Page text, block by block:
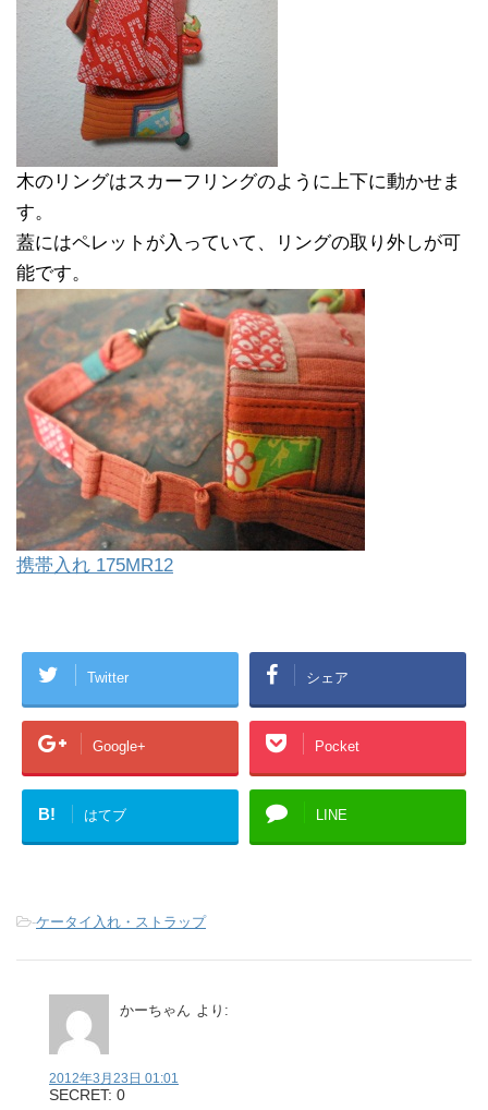
木のリングはスカーフリングのように上下に動かせま
す。
蓋にはペレットが入っていて、リングの取り外しが可
能です。
携帯入れ 175MR12
Twitter シェア
Google+ Pocket
B! はてブ LINE
-ケータイ入れ・ストラップ
かーちゃん より:
2012年3月23日 01:01
SECRET: 0